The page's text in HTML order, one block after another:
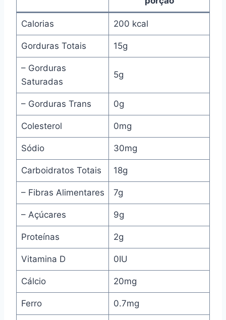
Calorias 200 kcal
Gorduras Totais 15g
– Gorduras
Saturadas
5g
– Gorduras Trans 0g
Colesterol 0mg
Sódio 30mg
Carboidratos Totais 18g
– Fibras Alimentares 7g
– Açúcares 9g
Proteínas 2g
Vitamina D 0IU
Cálcio 20mg
Ferro 0.7mg